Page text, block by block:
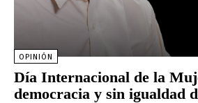
OPINIÓN
Día Internacional de la
democracia y sin igualdad